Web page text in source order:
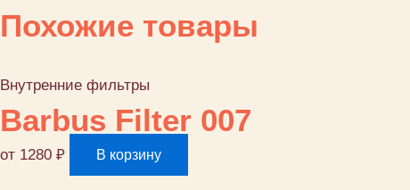
Похожие товары
Внутренние фильтры
Barbus Filter 007
от 1280 ₽ В корзину